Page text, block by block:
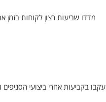
מדדו שביעות רצון לקוחות בזמן
עקבו בקביעות אחרי ביצועי הסניפים